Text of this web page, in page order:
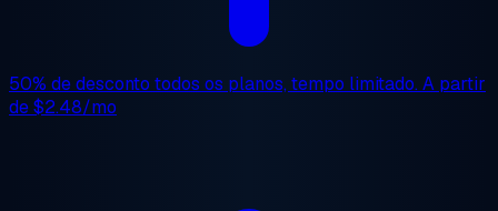
50% de desconto todos os planos, tempo limitado. A partir
de$2.48/mo